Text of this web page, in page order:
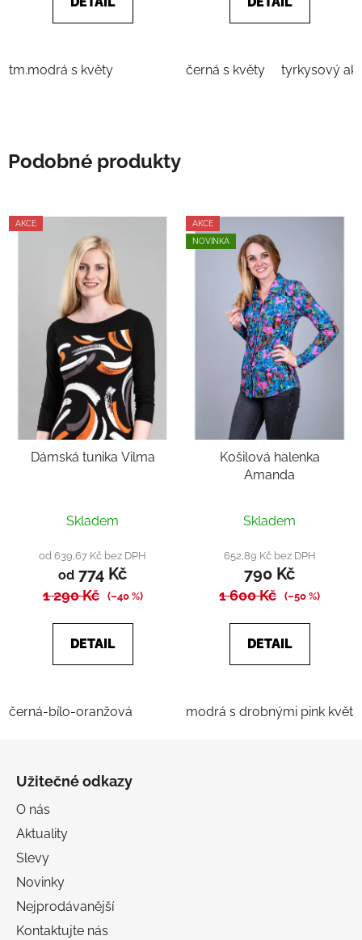
tm.modrá s květy černá s květy tyrkysový
Podobné produkty
AKCE
Dámská tunika Vilma
Skladem
od 639,67 Kč bez DPH
od 774 Kč
1 290 Kč (–40 %)
DETAIL
černá-bílo-oranžová
AKCE
NOVINKA
Košilová halenka
Amanda
Skladem
652,89 Kč bez DPH
790 Kč
1 600 Kč (–50 %)
DETAIL
modrá s drobnými pink květy
Užitečné odkazy
O nás
Aktuality
Slevy
Novinky
Nejprodávanější
Kontaktujte nás